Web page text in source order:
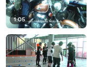
1:05